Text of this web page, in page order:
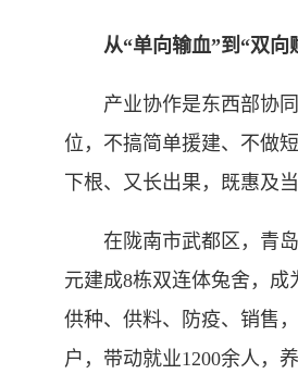
从“单向输血”到“双向
产业协作是东西部协同
位，不搞简单援建、不做
下根、又长出果，既惠及
在陇南市武都区，青岛
元建成8栋双连体兔舍，
供种、供料、防疫、销售
户，带动就业1200余人，